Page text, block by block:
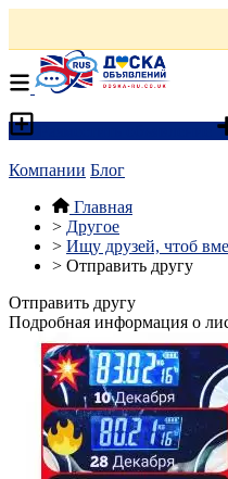
Компании Блог
Главная
> Другое
> Ищу друзей, чтоб
> Отправить другу
Отправить другу
Подробная информация о